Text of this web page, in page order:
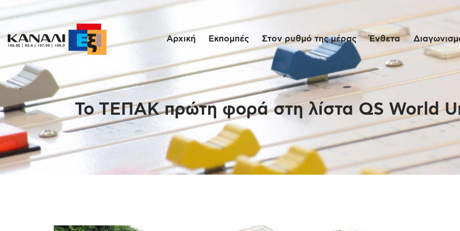
Αρχική Εκπομπές Στον ρυθμό της μέρας Ένθετα
Το ΤΕΠΑΚ πρώτη φορά στη λίστα QS World
Αρχική
Εκπομπές
Στον ρυθμό της
μέρας
Ένθετα
Διαγωνισμοί/Live